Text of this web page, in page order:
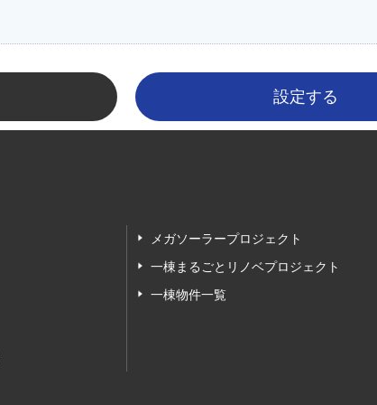
メガソーラープロジェクト
一棟まるごとリノベプロジェクト
一棟物件一覧